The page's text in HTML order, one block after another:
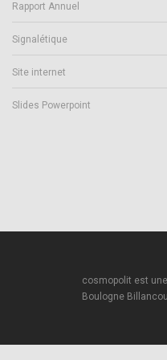
Rapport Annuel
Signalétique
Site internet
Slides Powerpoint
cosmopolit est
Boulogne